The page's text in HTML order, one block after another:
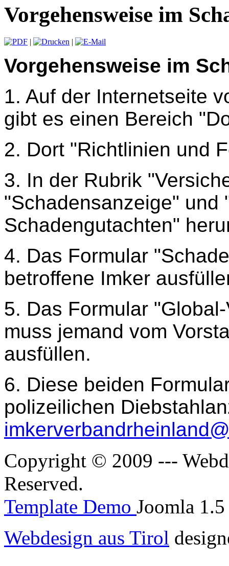
Vorgehensweise im
| |
Vorgehensweise im
1. Auf der Internetseite
gibt es einen Bereich
2. Dort "Richtlinien und
3. In der Rubrik
"Schadensanzeige" und
Schadengutachten"
4. Das Formular
betroffene Imker
5. Das Formular
muss jemand vom
ausfüllen.
6. Diese beiden
polizeilichen
Copyright © 2009 ---
Reserved.
Template Demo Joomla
Webdesign aus Tirol